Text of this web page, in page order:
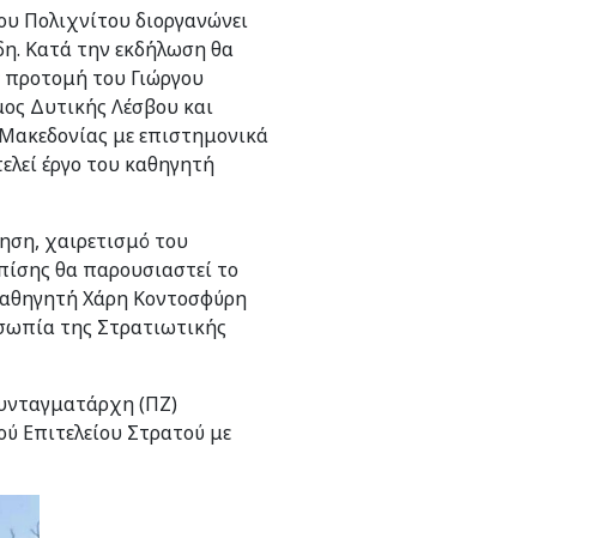
Πολιχνίτου διοργανώνει
Κατά την εκδήλωση θα
του Γιώργου
Δυτικής Λέσβου και
με επιστημονικά
έργο του καθηγητή
χαιρετισμό του
θα παρουσιαστεί το
Χάρη Κοντοσφύρη
της Στρατιωτικής
(ΠΖ)
Επιτελείου Στρατού με